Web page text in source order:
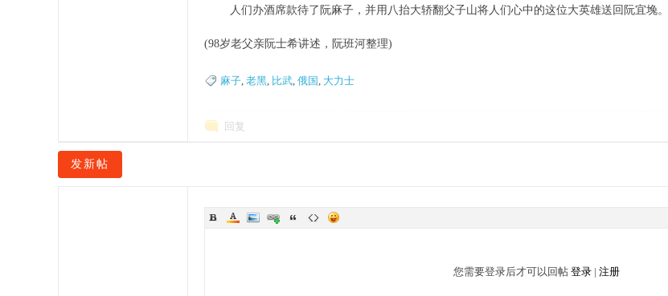
人们办酒席款待了阮麻子，并用八抬大轿翻父子山将人们心中的这位大英雄送回阮宜堍。
(98岁老父亲阮士希讲述，阮班河整理)
麻子, 老黑, 比武, 俄国, 大力士
回复
发新帖
您需要登录后才可以回帖 登录 | 注册